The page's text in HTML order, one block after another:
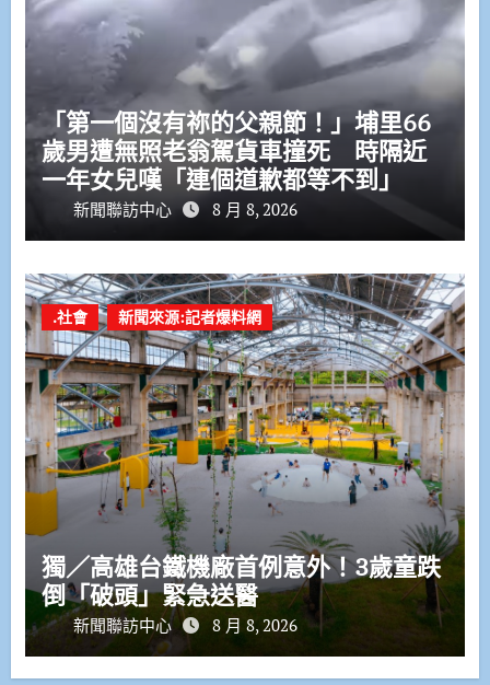
「第一個沒有祢的父親節！」埔里66
歲男遭無照老翁駕貨車撞死 時隔近
一年女兒嘆「連個道歉都等不到」
新聞聯訪中心 8 月 8, 2026
.社會 新聞來源:記者爆料網
獨／高雄台鐵機廠首例意外！3歲童跌
倒「破頭」緊急送醫
新聞聯訪中心 8 月 8, 2026